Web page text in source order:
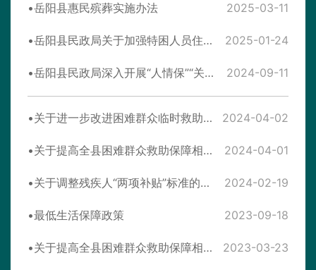
岳阳县惠民殡葬实施办法 2025-03-11
岳阳县民政局关于加强特困人员住院期间照料护理险报销管理的通知 2025-01-24
岳阳县民政局深入开展“人情保”“关系保”“政策保” 专项整治实施方案 2024-09-11
关于进一步改进困难群众临时救助工作的通知 2024-04-02
关于提高全县困难群众救助保障相关标准的通知 2024-04-01
关于调整残疾人“两项补贴”标准的通知 2024-02-19
最低生活保障政策 2023-09-18
关于提高全县困难群众救助保障相关标准的通知 2023-03-23